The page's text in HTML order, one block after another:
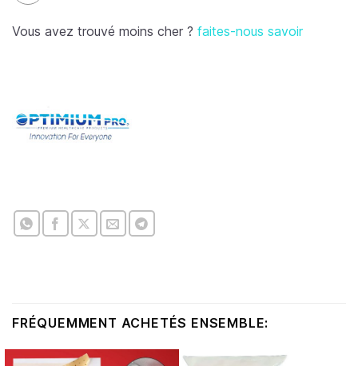
Vous avez trouvé moins cher ? faites-nous savoir
FRÉQUEMMENT ACHETÉS ENSEMBLE: